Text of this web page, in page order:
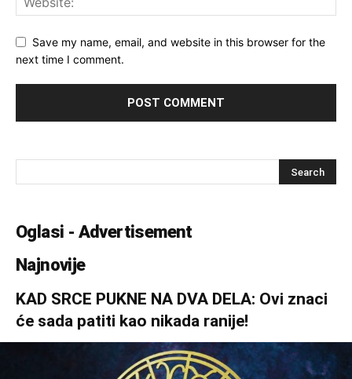
Save my name, email, and website in this browser for the
next time I comment.
Oglasi - Advertisement
Najnovije
KAD SRCE PUKNE NA DVA DELA: Ovi znaci
će sada patiti kao nikada ranije!